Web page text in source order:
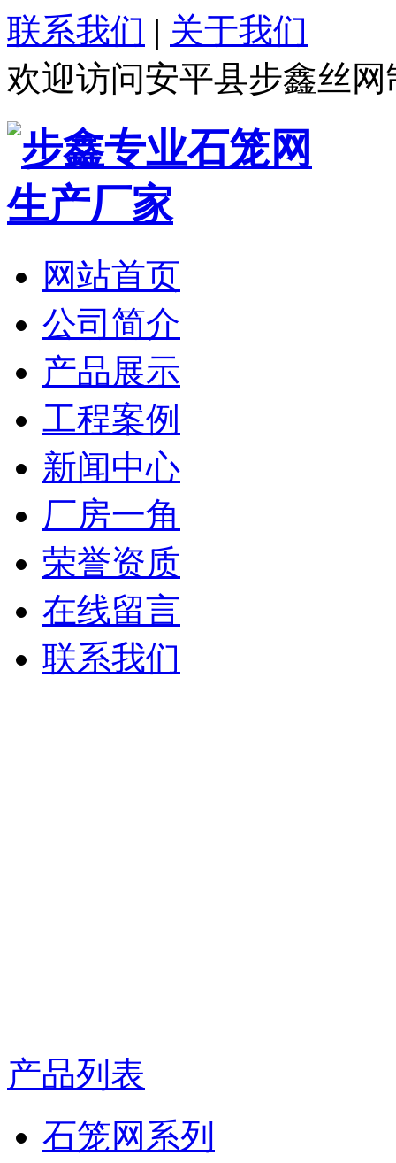
联系我们 | 关于我们
欢迎访问安平县步鑫丝
网站首页
公司简介
产品展示
工程案例
新闻中心
厂房一角
荣誉资质
在线留言
联系我们
产品列表
石笼网系列